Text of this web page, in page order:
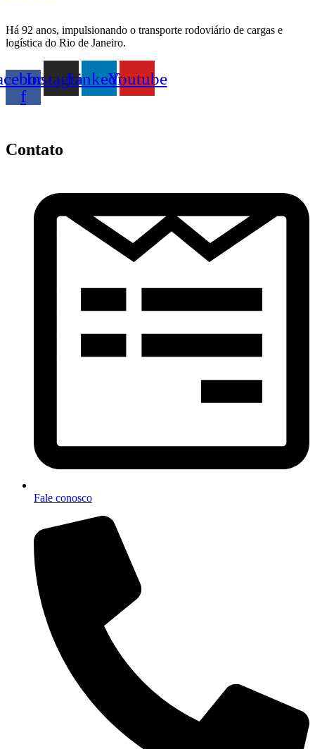
Há 92 anos, impulsionando o transporte rodoviário de cargas e
logística do Rio de Janeiro.
f
InstagramLinkedinYoutube
Contato
Fale conosco